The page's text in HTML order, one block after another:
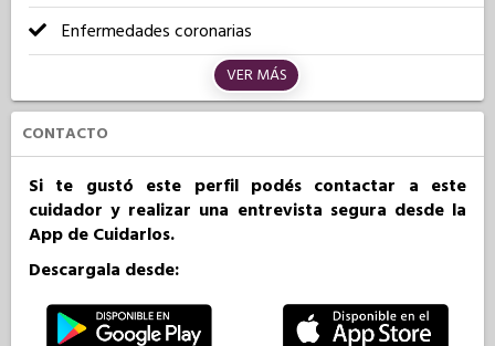
Enfermedades coronarias
VER MÁS
CONTACTO
Si te gustó este perfil podés contactar a este
cuidador y realizar una entrevista segura desde la
App de Cuidarlos.
Descargala desde: